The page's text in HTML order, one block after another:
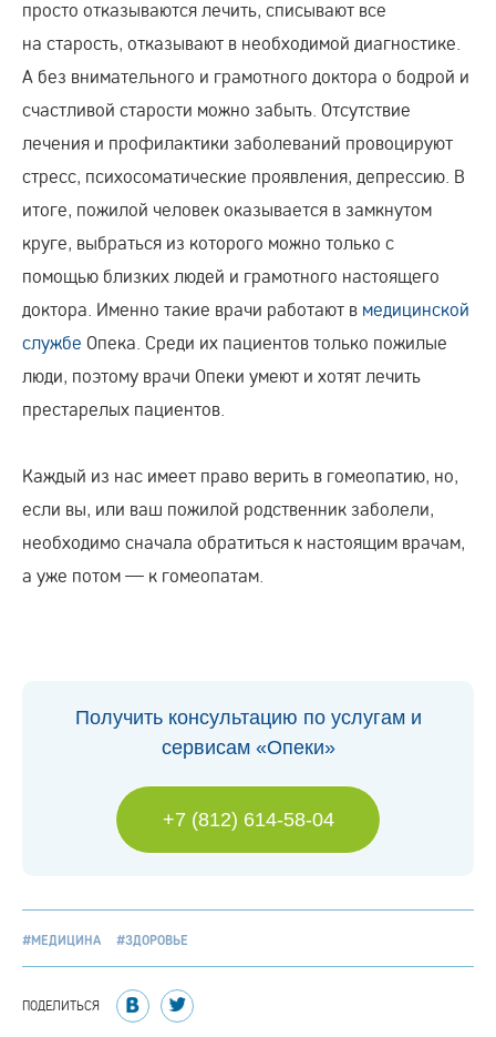
просто отказываются лечить, списывают все
на старость, отказывают в необходимой диагностике.
А без внимательного и грамотного доктора о бодрой и
счастливой старости можно забыть. Отсутствие
лечения и профилактики заболеваний провоцируют
стресс, психосоматические проявления, депрессию. В
итоге, пожилой человек оказывается в замкнутом
круге, выбраться из которого можно только с
помощью близких людей и грамотного настоящего
доктора. Именно такие врачи работают в медицинской
службе Опека. Среди их пациентов только пожилые
люди, поэтому врачи Опеки умеют и хотят лечить
престарелых пациентов.
Каждый из нас имеет право верить в гомеопатию, но,
если вы, или ваш пожилой родственник заболели,
необходимо сначала обратиться к настоящим врачам,
а уже потом — к гомеопатам.
Получить консультацию по услугам и
сервисам «Опеки»
+7 (812) 614-58-04
#МЕДИЦИНА #ЗДОРОВЬЕ
ПОДЕЛИТЬСЯ